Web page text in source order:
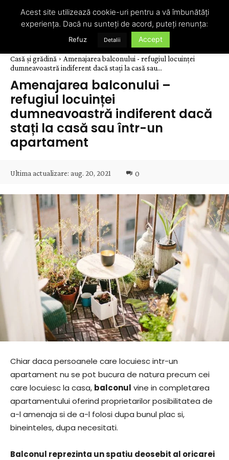
Casă și grădină
Amenajarea balconului - refugiul locuinței
dumneavoastră indiferent dacă stați la casă sau...
Amenajarea balconului –
refugiul locuinței
dumneavoastră indiferent dacă
stați la casă sau într-un
apartament
Ultima actualizare: aug. 20, 2021 0
Chiar daca persoanele care locuiesc intr-un
apartament nu se pot bucura de natura precum cei
care locuiesc la casa, balconul vine in completarea
apartamentului oferind proprietarilor posibilitatea de
a-l amenaja si de a-l folosi dupa bunul plac si,
bineinteles, dupa necesitati.
Balconul reprezinta un spatiu deosebit al oricarei
Acest site utilizează cookie-uri pentru a vă îmbunătăți
experiența. Dacă nu sunteți de acord, puteți renunța:
Refuz Detalii Accept